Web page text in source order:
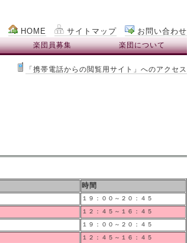
お問い合わせ
サイトマップ
HOME
楽団員募集 楽団について
「携帯電話からの閲覧用サイト」へのアクセス
時間
１９：００～２０：４５
１２：４５～１６：４５
１９：００～２０：４５
１２：４５～１６：４５